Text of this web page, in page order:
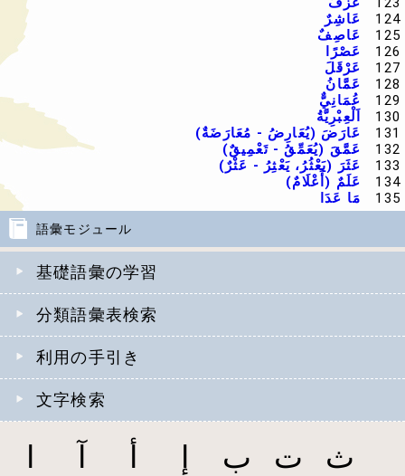
語彙モジュール
基礎語彙の学習
分類語彙表検索
利用の手引き
文字検索
ا آ أ إ ب ت
ث
124
عَاشِرٌ
125
عَاصِفٌ
126
عَصْرًا
127
عَرْقَلَ
128
عَمَّانُ
129
عُمَانِيٌّ
130
اَلْعِبْرِيَّةُ
131
عَارَضَ (يُعَارِضُ - مُعَارَضَةٌ)
132
عَمَّقَ (يُعَمِّقُ - تَعْمِيقٌ)
133
عَثَرَ (يَعْثُرُ، يَعْثِرُ - عَثْرٌ)
134
عَلَمٌ (أَعْلَامٌ)
135
مَا عَدَا